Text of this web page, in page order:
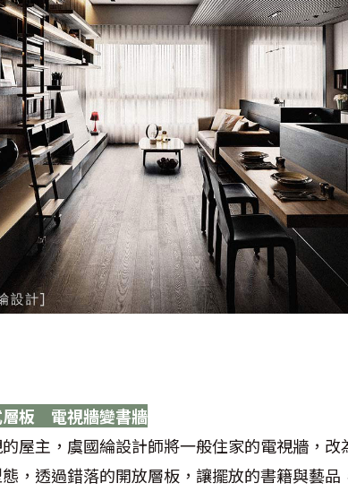
層板 電視牆變書牆
屋主，虞國綸設計師將一般住家的電視牆，改
，透過錯落的開放層板，讓擺放的書籍與藝